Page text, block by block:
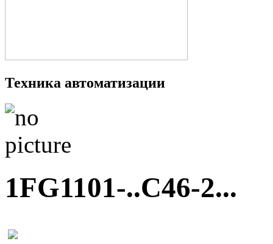
Техника автоматизации
1FG1101-..C46-2...